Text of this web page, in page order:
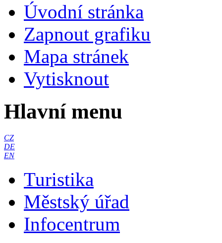
Úvodní stránka
Zapnout grafiku
Mapa stránek
Vytisknout
Hlavní menu
CZ
DE
EN
Turistika
Městský úřad
Infocentrum